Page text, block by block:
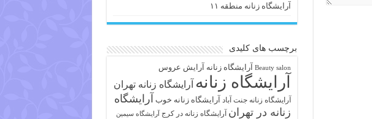
آرایشگاه زنانه منطقه ۱۱
برچسب های کلیدی
Beauty salon آرايشگاه زنانه آرایش عروس
آرایشگاه زنانه آرایشگاه زنانه تهران
آرایشگاه زنانه جنت آباد آرایشگاه زنانه خوب آرایشگاه
زنانه در تهران آرایشگاه زنانه در کرج
آرایشگاه سیمین